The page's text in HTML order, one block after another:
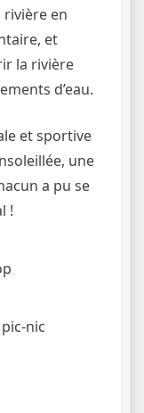
rivière en
et
la rivière
d’eau.
et sportive
une
a pu se
!
nic